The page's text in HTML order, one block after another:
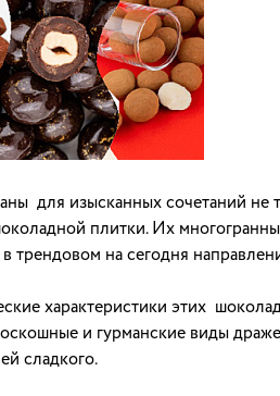
для изысканных сочетаний не
плитки. Их
трендовом на сегодня
характеристики этих
и гурманские виды
сладкого.